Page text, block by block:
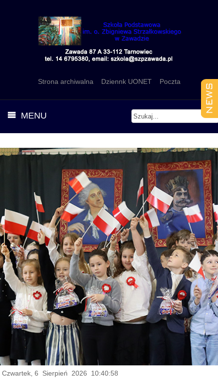
Strona archiwalna Dziennk UONET Poczta
MENU
Czwartek, 6 Sierpień 2026 10:40:59